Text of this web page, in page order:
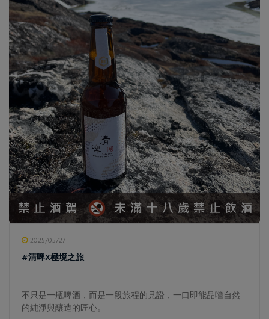
2025/05/27
#清啤X極境之旅
不只是一瓶啤酒，而是一段旅程的見證，一口即能品嚐自然
的純淨與釀造的匠心。